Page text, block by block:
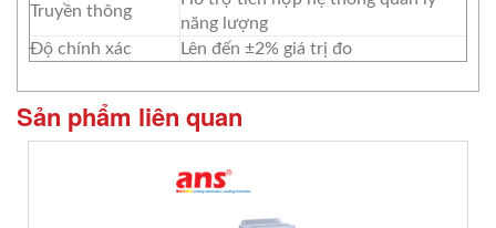
Truyền thông
năng lượng
Độ chính xác
Lên đến ±2% giá trị đo
Sản phẩm liên quan